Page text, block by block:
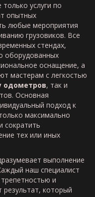
услуги по
опытных
любые мероприятия
грузовиков. Все
стендах,
оборудованных
оснащение, а
мастерам с легкостью
одометров, так и
Основная
подход к
максимально
сократить
тех или иных
выполнение
наш специалист
и
результат, который